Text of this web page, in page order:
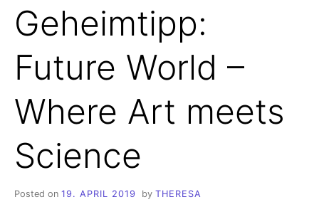
Geheimtipp:
Future World –
Where Art meets
Science
Posted on 19. APRIL 2019 by THERESA